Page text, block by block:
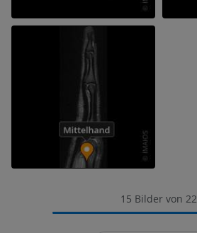
15 Bilder von 22